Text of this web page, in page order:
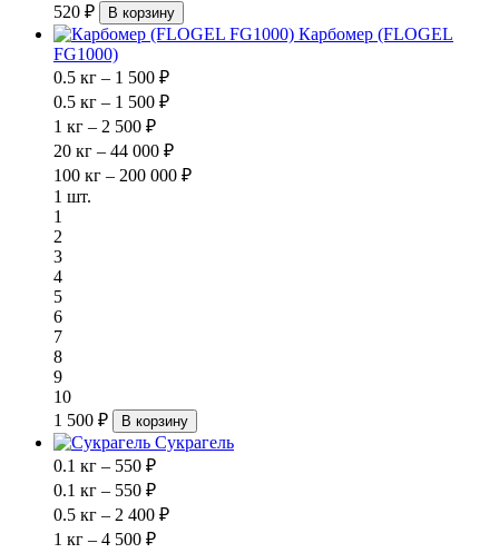
520 ₽
В корзину
Карбомер (FLOGEL
FG1000)
0.5 кг – 1 500 ₽
0.5 кг – 1 500 ₽
1 кг – 2 500 ₽
20 кг – 44 000 ₽
100 кг – 200 000 ₽
1 шт.
1
2
3
4
5
6
7
8
9
10
1 500 ₽
В корзину
Сукрагель
0.1 кг – 550 ₽
0.1 кг – 550 ₽
0.5 кг – 2 400 ₽
1 кг – 4 500 ₽